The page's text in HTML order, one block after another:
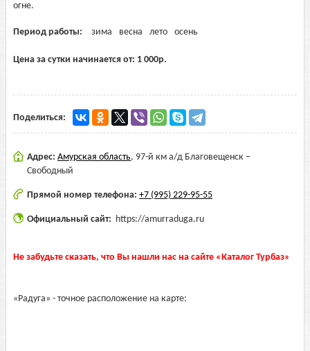
огне.
Период работы: зима весна лето осень
Цена за сутки начинается от: 1 000р.
Поделиться:
Адрес: Амурская область, 97-й км а/д Благовещенск –
Свободный
Прямой номер телефона: +7 (995) 229-95-55
Официальный сайт: https://amurraduga.ru
Не забудьте сказать, что Вы нашли нас на сайте «Каталог Турбаз»
«Радуга» - точное расположение на карте: